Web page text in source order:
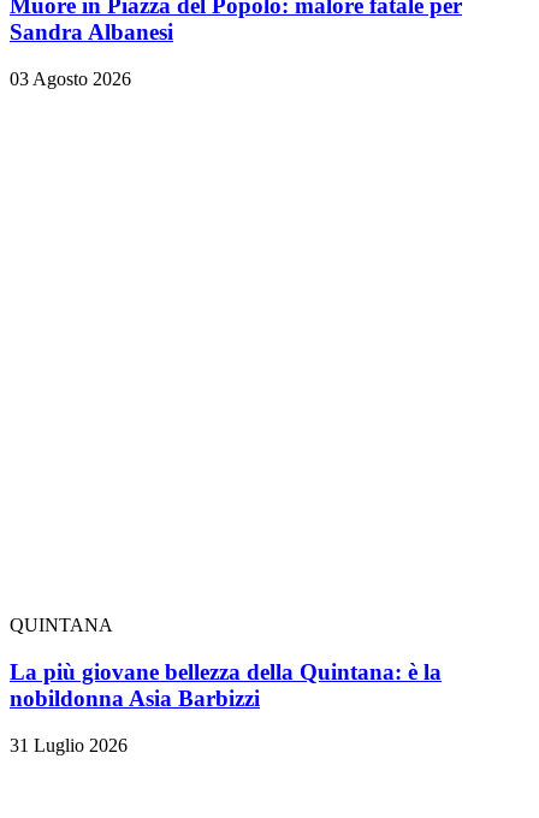
Muore in Piazza del Popolo: malore fatale per
Sandra Albanesi
03 Agosto 2026
QUINTANA
La più giovane bellezza della Quintana: è la
nobildonna Asia Barbizzi
31 Luglio 2026